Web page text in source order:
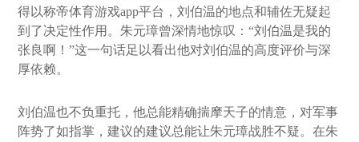
得以称帝体育游戏app平台，刘伯温的地点和辅佐无疑起
到了决定性作用。朱元璋曾深情地惊叹：“刘伯温是我的
张良啊！”这一句话足以看出他对刘伯温的高度评价与深
厚依赖。
刘伯温也不负重托，他总能精确揣摩天子的情意，对军事
阵势了如指掌，建议的建议总能让朱元璋战胜不疑。在朱